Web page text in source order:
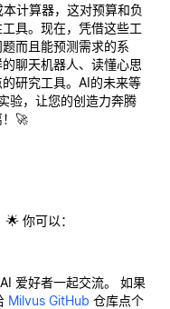
本计算器，这对预算和负
具。现在，凭借这些工
而且能预测需求的系
聊天机器人、读懂心思
研究工具。AI的未来等
验，让您的创造力奔腾
🚀
你可以：
爱好者一起交流。 如果
Milvus GitHub 仓库点个